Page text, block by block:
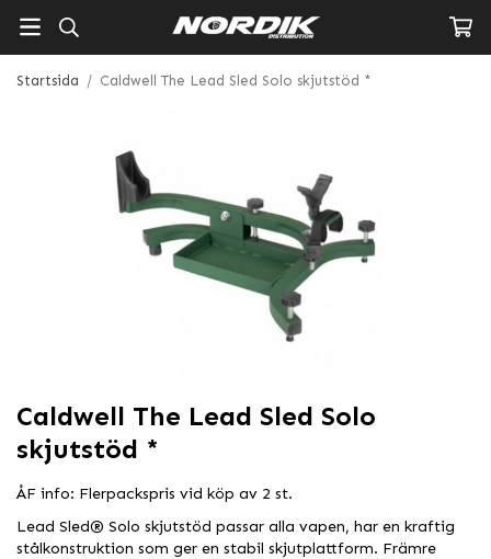
Startsida / Caldwell The Lead Sled Solo skjutstöd *
Caldwell The Lead Sled Solo
skjutstöd *
ÅF info: Flerpackspris vid köp av 2 st.
Lead Sled® Solo skjutstöd passar alla vapen, har en kraftig
stålkonstruktion som ger en stabil skjutplattform. Främre